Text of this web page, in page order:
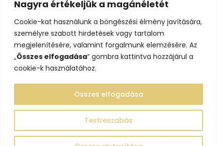
Nagyra értékeljük a magánéletét
Cookie-kat használunk a böngészési élmény javítására,
személyre szabott hirdetések vagy tartalom
megjelenítésére, valamint forgalmunk elemzésére. Az
„Összes elfogadása” gombra kattintva hozzájárul a
cookie-k használatához.
Testreszabás
Összes elfogadása
nagy erőkkel vonultak a tűzoltók
Életveszélyes fenyegetést kapott, elmarad Majka
erdélyi koncertje
@2023 - www.lelepo.hu. Minden jog fenntartva.